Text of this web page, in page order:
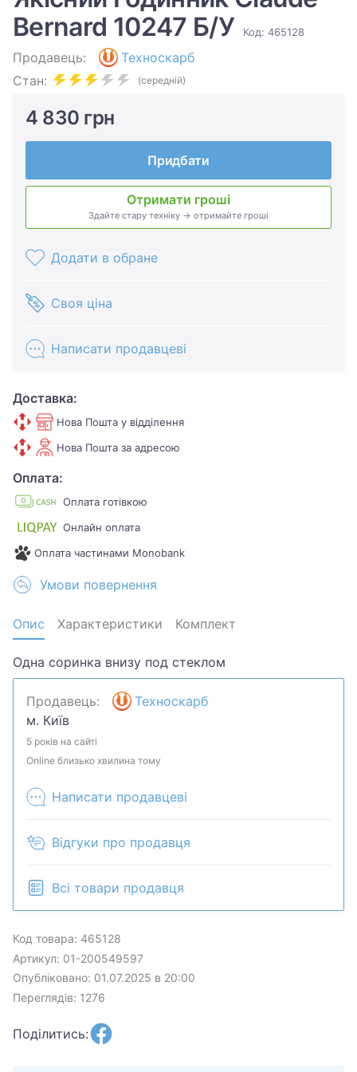
Bernard 10247 Б/У
Код: 465128
Продавець:
Техноскарб
Стан:
(середній)
4 830 грн
Придбати
Отримати гроші
Здайте стару техніку → отримайте гроші
Додати в обране
Своя ціна
Написати продавцеві
Доставка:
Нова Пошта у відділення
Нова Пошта за адресою
Оплата:
Оплата готівкою
Онлайн оплата
Оплата частинами Monobank
Умови повернення
Опис Характеристики Комплект
Одна соринка внизу под стеклом
Продавець:
Техноскарб
м. Київ
5 років на сайті
Online близько хвилина тому
Написати продавцеві
Відгуки про продавця
Всі товари продавця
Код товара: 465128
Артикул: 01-200549597
Опубліковано: 01.07.2025 в 20:00
Переглядів: 1276
Поділитись: